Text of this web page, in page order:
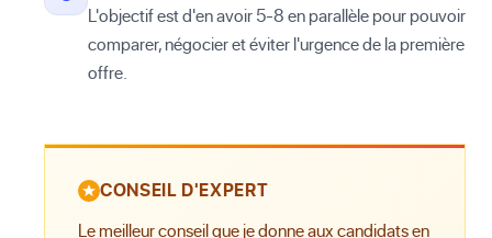
L'objectif est d'en avoir 5-8 en parallèle pour pouvoir
comparer, négocier et éviter l'urgence de la première
offre.
CONSEIL D'EXPERT
Le meilleur conseil que je donne aux candidats en